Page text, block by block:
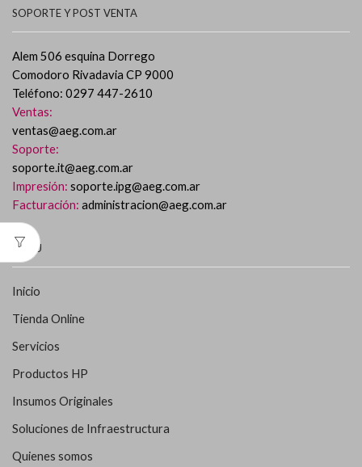
SOPORTE Y POST VENTA
Alem 506 esquina Dorrego
Comodoro Rivadavia CP 9000
Teléfono: 0297 447-2610
Ventas:
ventas@aeg.com.ar
Soporte:
soporte.it@aeg.com.ar
Impresión: soporte.ipg@aeg.com.ar
Facturación: administracion@aeg.com.ar
MENÚ
Inicio
Tienda Online
Servicios
Productos HP
Insumos Originales
Soluciones de Infraestructura
Quienes somos